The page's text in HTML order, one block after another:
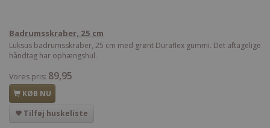
Badrumsskraber, 25 cm
Luksus badrumsskraber, 25 cm med grønt Duraflex gummi. Det aftagelige
håndtag har ophængshul.
Vores pris: 89,95
KØB NU
Tilføj huskeliste